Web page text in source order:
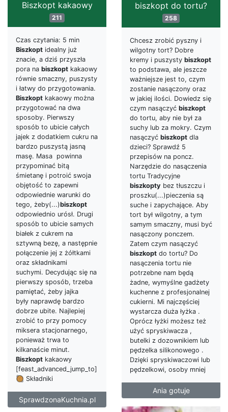
biszkopt do tortu?
258
Chcesz zrobić pyszny i
wilgotny tort? Dobre
kremy i puszysty biszkopt
to podstawa, ale jeszcze
ważniejsze jest to, czym
zostanie nasączony oraz
w jakiej ilości. Dowiedz się
czym nasączyć biszkopt
do tortu, aby nie był za
suchy lub za mokry. Czym
nasączyć biszkopt dla
dzieci? Sprawdź 5
przepisów na poncz.
Narzędzie do nasączenia
tortu Tradycyjne
biszkopty bez tłuszczu i
proszku(...)pieczenia są
suche i zapychające. Aby
tort był wilgotny, a tym
samym smaczny, musi być
nasączony ponczem.
Zatem czym nasączyć
biszkopt do tortu? Do
nasączenia tortu nie
potrzebne nam będą
żadne, wymyślne gadżety
kuchenne z profesjonalnej
cukierni. Mi najczęściej
wystarcza duża łyżka .
Oprócz łyżki możesz też
użyć spryskiwacza ,
butelki z dozownikiem lub
pędzelka silikonowego .
Dzięki spryskiwaczowi lub
pędzelkowi, osoby mniej
Ania gotuje
Biszkopt kakaowy
211
Czas czytania: 5 min
Biszkopt idealny już
znacie, a dziś przyszła
pora na biszkopt kakaowy
równie smaczny, puszysty
i łatwy do przygotowania.
Biszkopt kakaowy można
przygotować na dwa
sposoby. Pierwszy
sposób to ubicie całych
jajek z dodatkiem cukru na
bardzo puszystą jasną
masę. Masa powinna
przypominać bitą
śmietanę i potroić swoja
objętość to zapewni
odpowiednie warunki do
tego, żeby(...)biszkopt
odpowiednio urósł. Drugi
sposób to ubicie samych
białek z cukrem na
sztywną bezę, a następnie
połączenie jej z żółtkami
oraz składnikami
suchymi. Decydując się na
pierwszy sposób, trzeba
pamiętać, żeby jajka
były naprawdę bardzo
dobrze ubite. Najlepiej
zrobić to przy pomocy
miksera stacjonarnego,
ponieważ trwa to
kilkanaście minut.
Biszkopt kakaowy
[feast_advanced_jump_to]
🥘 Składniki
SprawdzonaKuchnia.pl